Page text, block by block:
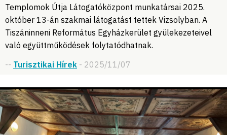
Templomok Útja Látogatóközpont munkatársai 2025.
október 13-án szakmai látogatást tettek Vizsolyban. A
Tiszáninneni Református Egyházkerület gyülekezeteivel
való együttműködések folytatódhatnak.
-- Turisztikai Hírek - 2025/11/07